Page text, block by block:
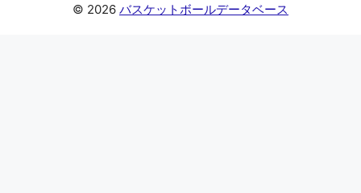
© 2026 バスケットボールデータベース